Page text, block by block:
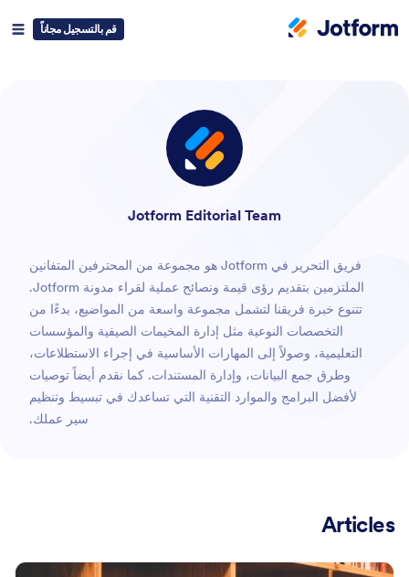
قم بالتسجيل مجاناً
Jotform Editorial Team
فريق التحرير في Jotform هو مجموعة من المحترفين المتفانين
الملتزمين بتقديم رؤى قيمة ونصائح عملية لقراء مدونة Jotform.
تتنوع خبرة فريقنا لتشمل مجموعة واسعة من المواضيع، بدءًا من
التخصصات النوعية مثل إدارة المخيمات الصيفية والمؤسسات
التعليمية، وصولاً إلى المهارات الأساسية في إجراء الاستطلاعات،
وطرق جمع البيانات، وإدارة المستندات. كما نقدم أيضاً توصيات
لأفضل البرامج والموارد التقنية التي تساعدك في تبسيط وتنظيم
سير عملك.
Articles